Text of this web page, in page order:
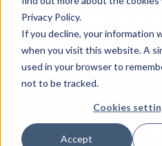
Privacy Policy.
If you decline, your information
when you visit this website. A
used in your browser to
not to be tracked.
Cookies
Accept
Wat je nodig hebt zit
ziet het alleen nog niet.